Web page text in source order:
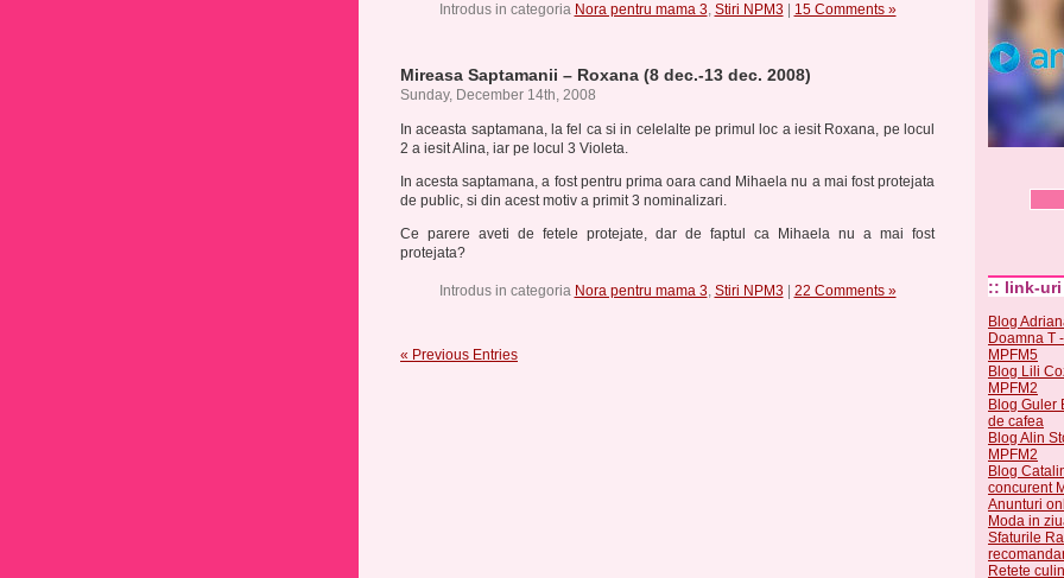
Introdus in categoria Nora pentru mama 3, Stiri NPM3 15 Comments »
Mireasa Saptamanii – Roxana (8 dec.-13 dec. 2008)
Sunday, December 14th, 2008
In aceasta saptamana, la fel ca si in celelalte pe primul loc a iesit Roxana, pe locul
2 a iesit Alina, iar pe locul 3 Violeta.
In acesta saptamana, a fost pentru prima oara cand Mihaela nu a mai fost protejata
de public, si din acest motiv a primit 3 nominalizari.
Ce parere aveti de fetele protejate, dar de faptul ca Mihaela nu a mai fost
protejata?
Introdus in categoria Nora pentru mama 3, Stiri NPM3 22 Comments »
« Previous Entries
:: link-
Blog
Doamna T
MPFM5
Blog Lili
MPFM2
Blog Guler
de cafea
Blog Alin
MPFM2
Blog
concurent
Anunturi
Moda in
Sfaturile
Retete